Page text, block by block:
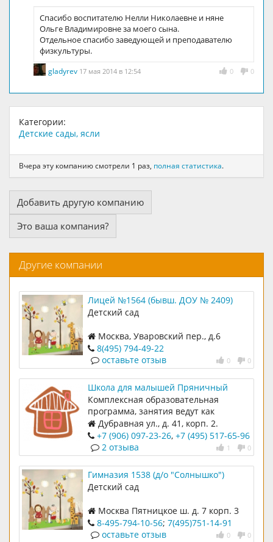
Спасибо воспитателю Нелли Николаевне и няне
Ольге Владимировне за моего сына.
Отдельное спасибо заведующей и преподавателю
физкультуры.
0 0
gladyrev 17 мая 2014 в 12:54
Категории:
Детские сады, ясли
Вчера эту компанию смотрели 1 раз, полная статистика.
Добавить другую компанию
Это ваша компания?
Другие компании
Лицей №1564 (бывш. ДОУ № 2409)
Детский сад
Москва, Уваровский пер., д.6
8(495) 794-49-22
0 0
оставьте отзыв
Школа для малышей Пряничный
домик
Комплексная образовательная
программа, занятия ведут как
воспитатели, так и
специализированные педагоги
Дубравная ул., д. 41, корп. 2.
+7 (906) 097-23-26, +7 (495) 517-65-96
1 0
2 отзыва
Гимназия 1538 (д/о "Солнышко")
Детский сад
Москва Пятницкое ш. д. 7 корп. 3
8-495-794-10-56; 7(495)751-14-91
0 0
оставьте отзыв